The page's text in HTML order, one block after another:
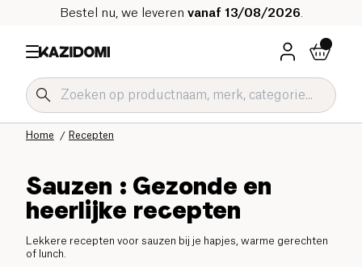
Bestel nu, we leveren vanaf 13/08/2026
Recepten
Home
Sauzen : Gezonde en
heerlijke recepten
Lekkere recepten voor sauzen bij je hapjes, warme gerechten
of lunch.